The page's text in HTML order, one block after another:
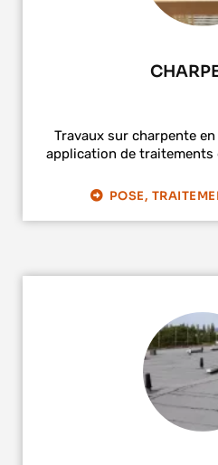
Travaux sur charpente
application de
POSE,